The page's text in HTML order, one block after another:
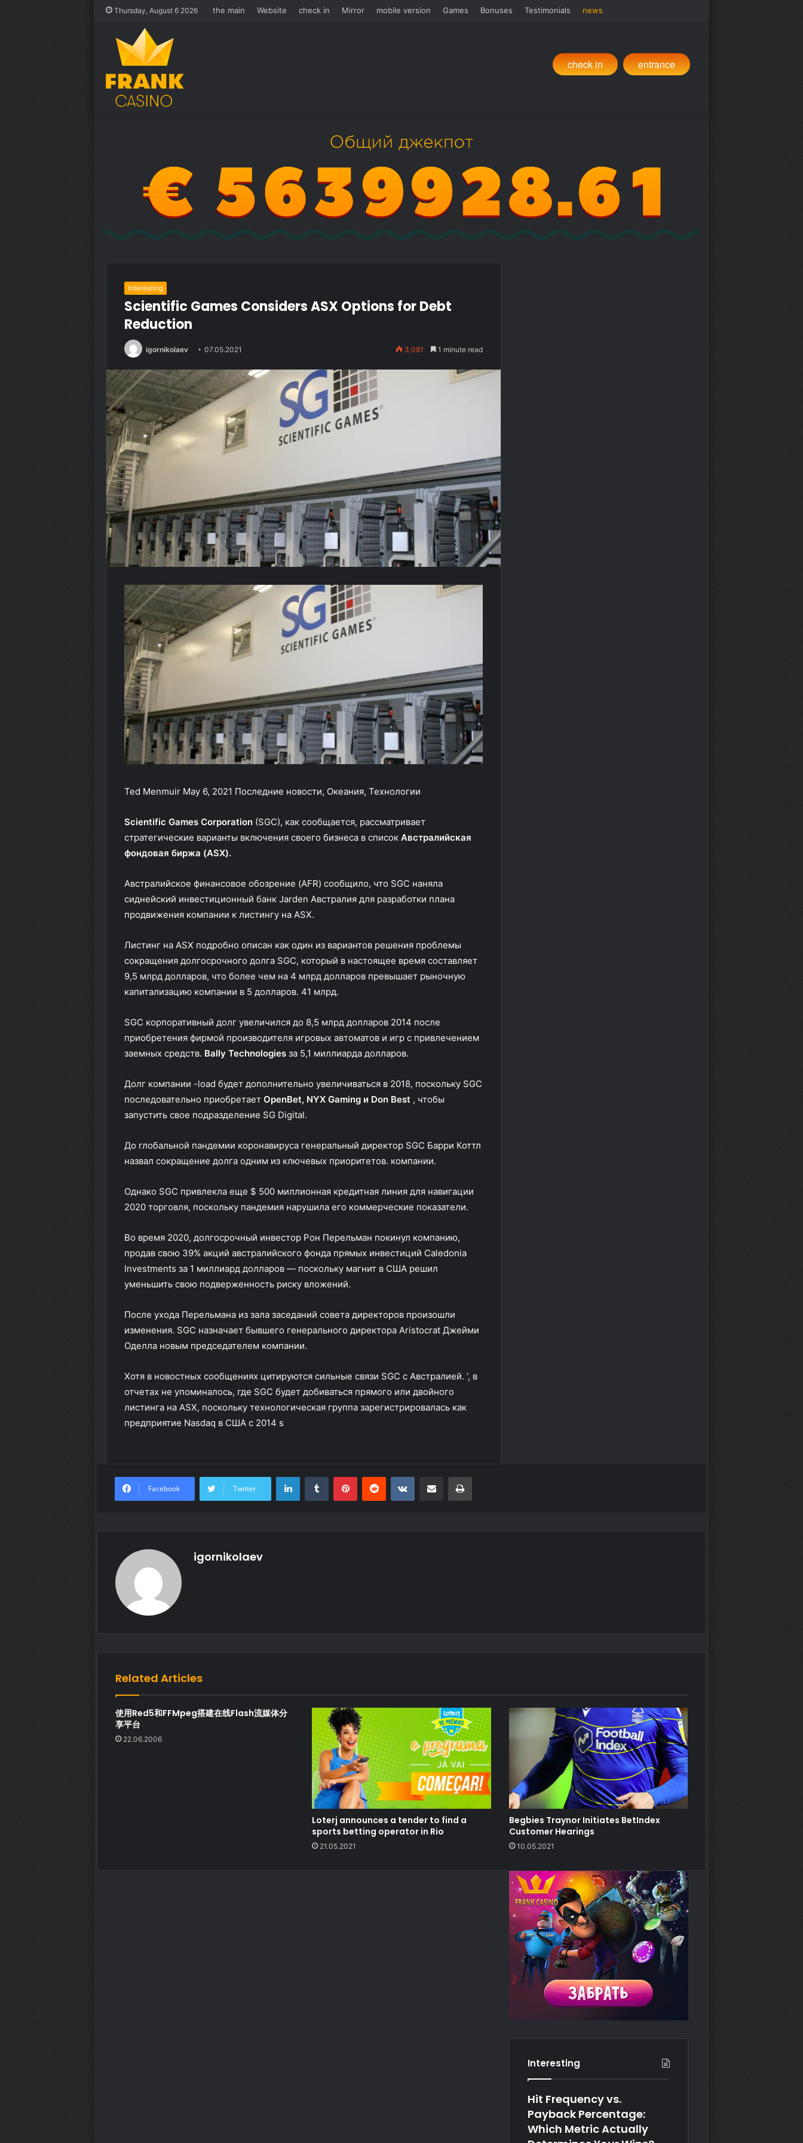
Thursday, August 6 2026 the main Website check in Mirror mobile version Games Bonuses Testimonials news
check in entrance
Interesting
Scientific Games Considers ASX Options for Debt
Reduction
igornikolaev 07.05.2021 3,081 1 minute read
Ted Menmuir May 6, 2021 Последние новости, Океания, Технологии
Scientific Games Corporation (SGC), как сообщается, рассматривает
стратегические варианты включения своего бизнеса в список Австралийская
фондовая биржа (ASX).
Австралийское финансовое обозрение (AFR) сообщило, что SGC наняла
сиднейский инвестиционный банк Jarden Австралия для разработки плана
продвижения компании к листингу на ASX.
Листинг на ASX подробно описан как один из вариантов решения проблемы
сокращения долгосрочного долга SGC, который в настоящее время составляет
9,5 млрд долларов, что более чем на 4 млрд долларов превышает рыночную
капитализацию компании в 5 долларов. 41 млрд.
SGC корпоративный долг увеличился до 8,5 млрд долларов 2014 после
приобретения фирмой производителя игровых автоматов и игр с привлечением
заемных средств. Bally Technologies за 5,1 миллиарда долларов.
Долг компании -load будет дополнительно увеличиваться в 2018, поскольку SGC
последовательно приобретает OpenBet, NYX Gaming и Don Best , чтобы
запустить свое подразделение SG Digital.
До глобальной пандемии коронавируса генеральный директор SGC Барри Коттл
назвал сокращение долга одним из ключевых приоритетов. компании.
Однако SGC привлекла еще $ 500 миллионная кредитная линия для навигации
2020 торговля, поскольку пандемия нарушила его коммерческие показатели.
Во время 2020, долгосрочный инвестор Рон Перельман покинул компанию,
продав свою 39% акций австралийского фонда прямых инвестиций Caledonia
Investments за 1 миллиард долларов — поскольку магнит в США решил
уменьшить свою подверженность риску вложений.
После ухода Перельмана из зала заседаний совета директоров произошли
изменения. SGC назначает бывшего генерального директора Aristocrat Джейми
Оделла новым председателем компании.
Хотя в новостных сообщениях цитируются сильные связи SGC с Австралией. ‘, в
отчетах не упоминалось, где SGC будет добиваться прямого или двойного
листинга на ASX, поскольку технологическая группа зарегистрировалась как
предприятие Nasdaq в США с 2014 s
Facebook Twitter
igornikolaev
Related Articles
使用Red5和FFMpeg搭建在线Flash流媒体分
享平台
22.06.2006
Loterj announces a tender to find a
sports betting operator in Rio
21.05.2021
Begbies Traynor Initiates BetIndex
Customer Hearings
10.05.2021
Interesting
Hit Frequency vs.
Payback Percentage:
Which Metric Actually